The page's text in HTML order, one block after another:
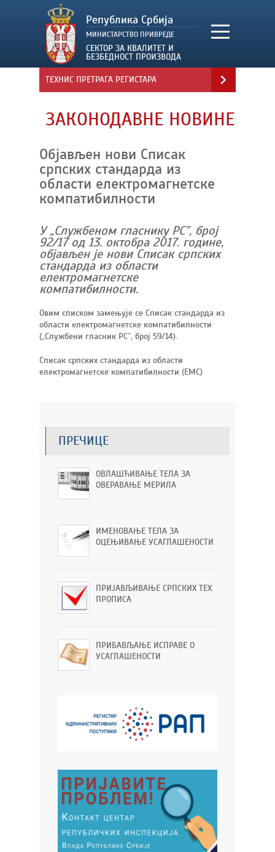
ТЕХНИС ПРЕТРАГА РЕГИСТАРА
ЗАКОНОДАВНЕ НОВИНЕ
Oбјављен нови Списак
српских стандарда из
области електромагнетске
компатибилности
У „Службеном гласнику РС”, број
92/17 од 13. октобра 2017. године,
објављен је нови Списак српских
стандарда из области
електромагнетске
компатибилности.
Овим списком замењује се Списак стандарда из
области електромагнетске компатибилности
(„Службени гласник РС”, број 59/14).
Списак српских стандарда из области
електромагнетске компатибилности (EMC)
ПРЕЧИЦЕ
ОВЛАШЋИВАЊЕ ТЕЛА ЗА
ОВЕРАВАЊЕ МЕРИЛА
ИМЕНОВАЊЕ ТЕЛА ЗА
ОЦЕЊИВАЊЕ УСАГЛАШЕНОСТИ
ПРИЈАВЉИВАЊЕ СРПСКИХ ТЕХ.
ПРОПИСА
ПРИБАВЉАЊЕ ИСПРАВЕ О
УСАГЛАШЕНОСТИ